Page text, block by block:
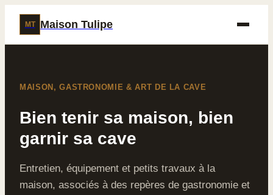
MT Maison Tulipe
MAISON, GASTRONOMIE & ART DE LA CAVE
Bien tenir sa maison, bien
garnir sa cave
Entretien, équipement et petits travaux à la
maison, associés à des repères de gastronomie et